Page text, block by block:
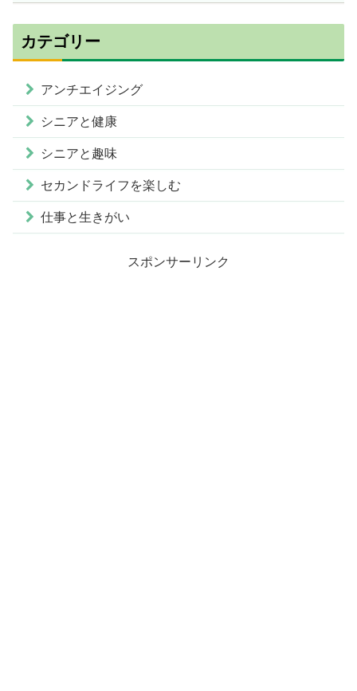
カテゴリー
アンチエイジング
シニアと健康
シニアと趣味
セカンドライフを楽しむ
仕事と生きがい
スポンサーリンク